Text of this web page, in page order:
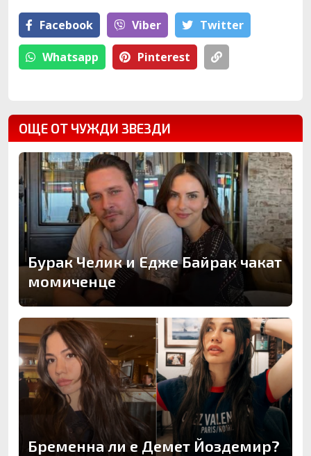
Facebook Viber Тwitter
Whatsapp Pinterest
ОЩЕ ОТ ЧУЖДИ ЗВЕЗДИ
Бурак Челик и Едже Байрак чакат
момиченце
Бременна ли е Демет Йоздемир?